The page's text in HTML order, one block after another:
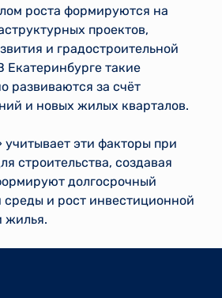
роста формируются на
проектов,
и градостроительной
Екатеринбурге такие
развиваются за счёт
и новых жилых кварталов.
эти факторы при
строительства, создавая
долгосрочный
среды и рост инвестиционной
жилья.